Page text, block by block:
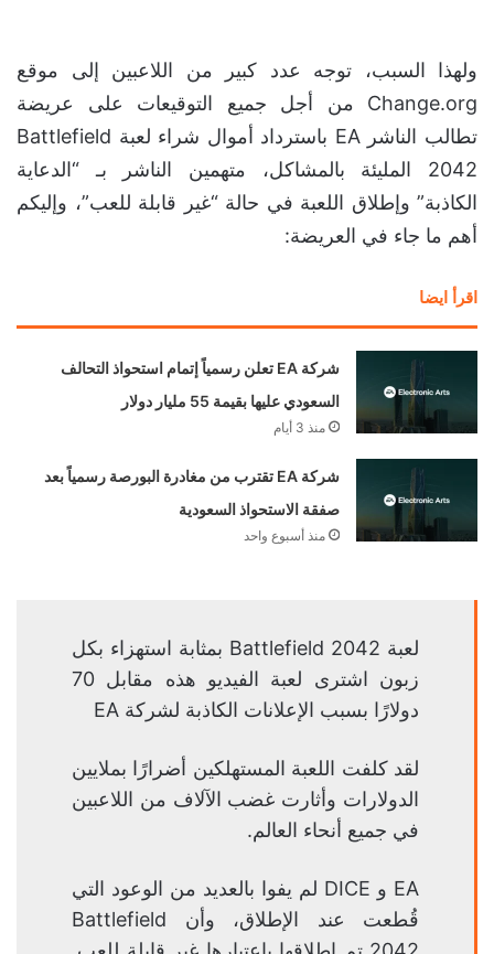
ولهذا السبب، توجه عدد كبير من اللاعبين إلى موقع
Change.org من أجل جميع التوقيعات على عريضة
تطالب الناشر EA باسترداد أموال شراء لعبة Battlefield
2042 المليئة بالمشاكل، متهمين الناشر بـ “الدعاية
الكاذبة” وإطلاق اللعبة في حالة “غير قابلة للعب”، وإليكم
أهم ما جاء في العريضة:
اقرأ ايضا
شركة EA تعلن رسمياً إتمام استحواذ التحالف
السعودي عليها بقيمة 55 مليار دولار
منذ 3 أيام
شركة EA تقترب من مغادرة البورصة رسمياً بعد
صفقة الاستحواذ السعودية
منذ أسبوع واحد
لعبة Battlefield 2042 بمثابة استهزاء بكل
زبون اشترى لعبة الفيديو هذه مقابل 70
دولارًا بسبب الإعلانات الكاذبة لشركة EA
لقد كلفت اللعبة المستهلكين أضرارًا بملايين
الدولارات وأثارت غضب الآلاف من اللاعبين
في جميع أنحاء العالم.
EA و DICE لم يفوا بالعديد من الوعود التي
قُطعت عند الإطلاق، وأن Battlefield